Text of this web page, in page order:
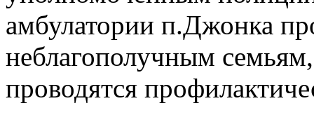
амбулатории п.Джонка
неблагополучным
проводятся